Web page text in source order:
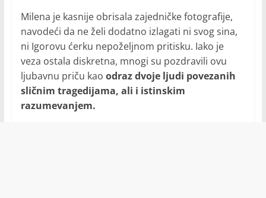
Milena je kasnije obrisala zajedničke fotografije,
navodeći da ne želi dodatno izlagati ni svog sina,
ni Igorovu ćerku nepoželjnom pritisku. Iako je
veza ostala diskretna, mnogi su pozdravili ovu
ljubavnu priču kao odraz dvoje ljudi povezanih
sličnim tragedijama, ali i istinskim
razumevanjem.